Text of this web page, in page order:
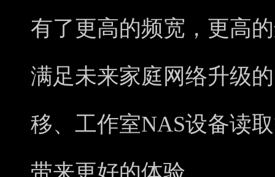
有了更高的频宽，更高
满足未来家庭网络升级
移、工作室NAS设备读
带来更好的体验。